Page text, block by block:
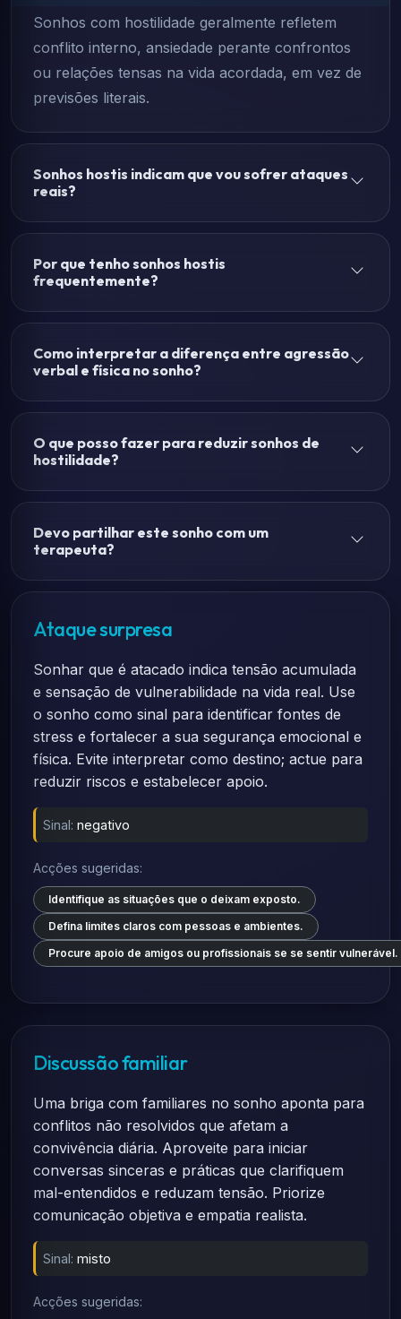
Sonhos com hostilidade geralmente refletem
conflito interno, ansiedade perante confrontos
ou relações tensas na vida acordada, em vez de
previsões literais.
Sonhos hostis indicam que vou sofrer ataques
reais?
Por que tenho sonhos hostis
frequentemente?
Como interpretar a diferença entre agressão
verbal e física no sonho?
O que posso fazer para reduzir sonhos de
hostilidade?
Devo partilhar este sonho com um
terapeuta?
Ataque surpresa
Sonhar que é atacado indica tensão acumulada
e sensação de vulnerabilidade na vida real. Use
o sonho como sinal para identificar fontes de
stress e fortalecer a sua segurança emocional e
física. Evite interpretar como destino; actue para
reduzir riscos e estabelecer apoio.
Sinal: negativo
Acções sugeridas:
Identifique as situações que o deixam exposto.
Defina limites claros com pessoas e ambientes.
Procure apoio de amigos ou profissionais se se sentir vulnerável.
Discussão familiar
Uma briga com familiares no sonho aponta para
conflitos não resolvidos que afetam a
convivência diária. Aproveite para iniciar
conversas sinceras e práticas que clarifiquem
mal-entendidos e reduzam tensão. Priorize
comunicação objetiva e empatia realista.
Sinal: misto
Acções sugeridas: